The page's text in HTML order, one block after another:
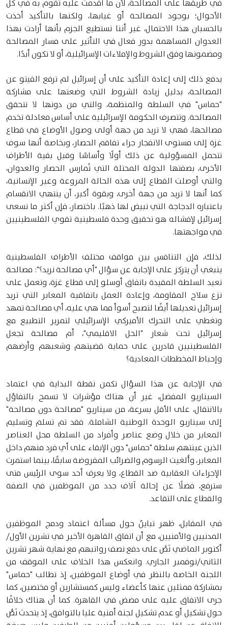
في طريقها على المصالحة، لأن ما أقدمت عليه تقوم به في كل
الأحوال؛ بوجود المصالحة أو غيابها، ولكنها بالتأكيد أخذت
بالحسبان هذا الاحتمال، غير أننا نستطيع الجزم بأنها أرادت بهذا
العدوان المساهمة بدور فعال في التأثير على مسار المصالحة
ومضمونها وفق الشروط والإملاءات الإسرائيلية، أو لا تكون أبدًا.
يدفع ذلك إلى إعادة التأكيد على أن إسرائيل لم ترفع الفيتو عن
المصالحة، بدليل زيادة الشروط التي وضعتها على مشاركة
"حماس" في السلطة والمنظمة، والتي من دونها لا تتحقق
المصالحة. وتتصرف الحكومة الإسرائيلية على أساس معادلة تخدم
مصالحها، فهي لا تريد من جهة أولى وصول الأوضاع في قطاع
غزة إلى مستوى الانفجار جراء تفاقم الحصار، وبخاصة أنها سوف
تتحمل المسؤولية عن ذلك أولًا وأساسًا وقبل بقية الأطراف
الأخرى، بصفتها الدولة المحتلة التي تُمارس الحصار والعدوان،
والتي أوصلت القطاع إلى هذه الحالة المروعة وغير الإنسانية،
كما أنها لا تريد من جهة أخرى، وبقوة أكبر، أن ينتهي الانقسام
باعتباره الدجاجة التي تبيض لها ذهبًا. باختصار، فإن أكثر ما تسعى
إسرائيل لإفشاله هو تحقيق وحدة فلسطينية تقوي الفلسطينيين
في مواجهتها.
لذلك، فإن التنافس بين مواقف مختلف الأطراف الفلسطينية
ينبغي أن يتركز على الإجابة عن سؤال "أي مصالحة نريد؟": مصالحة
تعيد السلطة المقيدة باتفاق أوسلو إلى قطاع غزة، وتعمل على
نزع سلاح المقاومة، وإعادة العمل باتفاقية المعابر التي تريد
إسرائيل تعديلها أيضًا لتصبح أسوأ مما هي عليه، أي مصالحة تمهد
وتغطي على التحرك الأميركي الإسرائيلي لتمرير التطبيع مع
إسرائيل تحت شعار "الحل الاقليمي"، أم مصالحة تجعل
الفلسطينيين قادرين على حماية قضيتهم وشعبهم وأرضهم
وإحباط المخططات المعادية؟
في الإجابة عن هذا السؤال تكمن نقطة البداية في اعتماد
السيناريو المفضل، غير أن هناك مؤشرات لا تسمح بالتفاؤل
بالانتقال، على الأقل بسرعة، من سيناريو "مصالحة دون مصالحة"
إلى سيناريو الوحدة الوطنية الشاملة. فقد تم تسلم وتسليم
المعابر من خلال وضع عناصر وأفراد من السلطة محل العناصر
الذين عينتهم سلطة "حماس" دون الإبقاء على أي فرد منهم داخل
المعابر، وأُلغيت الرسوم والضرائب المفروضة سابقًا، بينما استمرت
الإجراءات العقابية ضد القطاع، ولا يعرف أحد سوى الرئيس متى
سترفع، فضلًا عن إحالة آلاف جدد من الموظفين في الضفة
والقطاع على التقاعد.
في المقابل، ظهر تباينٌ حول مسألة اعتماد ودمج الموظفين
المدنيين والأمنيين، مع أن اتفاق القاهرة الأخير في تشرين الأول/
أكتوبر الماضي نَصَّ على دفع نصف رواتبهم مع نهاية شهر تشرين
الثاني/نوفمبر الجاري. وانعكس هذا الخلاف على الموقف من
اللجنة الخاصة بالنظر في أوضاع الموظفين، إذ تطالب "حماس"
بمشاركة ممثلين عنها كأعضاء وليس كمستشارين أو مختصين، كما
جرى الاتفاق عليه على مضض في القاهرة. كما أن هناك خلافًا
حول تشكيل أو عدم تشكيل لجنة أمنية عليا بالتوافق، إذ يتحدث نَصُّ